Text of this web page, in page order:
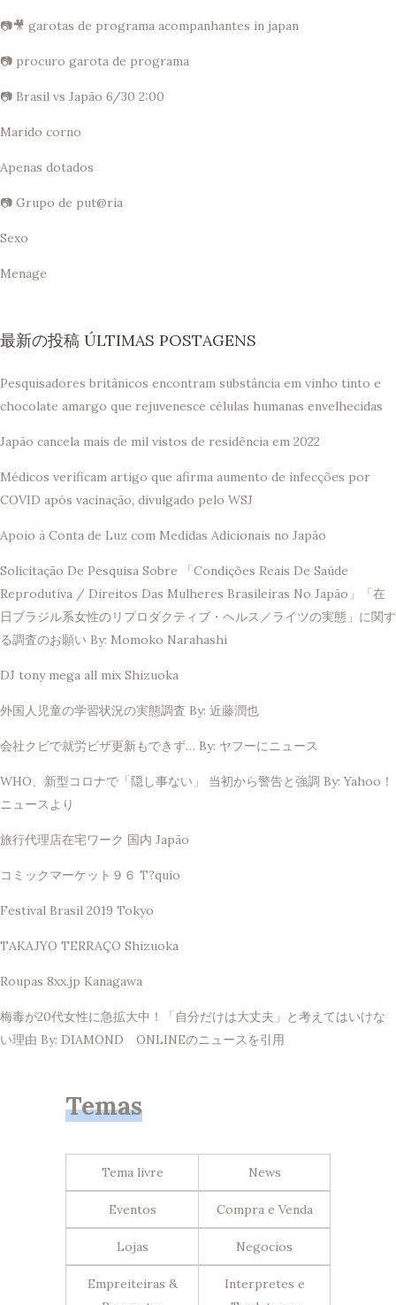
📷🎥 garotas de programa acompanhantes in japan
📷 procuro garota de programa
📷 Brasil vs Japão 6/30 2:00
Marido corno
Apenas dotados
📷 Grupo de put@ria
Sexo
Menage
最新の投稿 ÚLTIMAS POSTAGENS
Pesquisadores britânicos encontram substância em vinho tinto e
chocolate amargo que rejuvenesce células humanas envelhecidas
Japão cancela mais de mil vistos de residência em 2022
Médicos verificam artigo que afirma aumento de infecções por
COVID após vacinação, divulgado pelo WSJ
Apoio à Conta de Luz com Medidas Adicionais no Japão
Solicitação De Pesquisa Sobre 「Condições Reais De Saúde
Reprodutiva / Direitos Das Mulheres Brasileiras No Japão」「在
日ブラジル系女性のリプロダクティブ・ヘルス／ライツの実態」に関す
る調査のお願い By: Momoko Narahashi
DJ tony mega all mix Shizuoka
外国人児童の学習状況の実態調査 By: 近藤潤也
会社クビで就労ビザ更新もできず… By: ヤフーにニュース
WHO、新型コロナで「隠し事ない」 当初から警告と強調 By: Yahoo！
ニュースより
旅行代理店在宅ワーク 国内 Japão
コミックマーケット９６ T?quio
Festival Brasil 2019 Tokyo
TAKAJYO TERRAÇO Shizuoka
Roupas 8xx.jp Kanagawa
梅毒が20代女性に急拡大中！「自分だけは大丈夫」と考えてはいけな
い理由 By: DIAMOND ONLINEのニュースを引用
Temas
Tema livre News
Eventos Compra e Venda
Lojas Negocios
Empreiteiras &
Interpretes e